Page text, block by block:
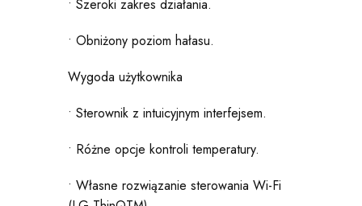
• Szeroki zakres działania.
• Obniżony poziom hałasu.
Wygoda użytkownika
• Sterownik z intuicyjnym interfejsem.
• Różne opcje kontroli temperatury.
• Własne rozwiązanie sterowania Wi-Fi